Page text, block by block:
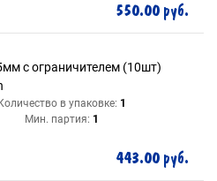
550.00 руб.
с ограничителем (10шт)
Количество в упаковке: 1
Мин. партия: 1
443.00 руб.